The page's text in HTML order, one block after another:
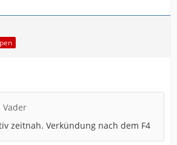
Vader
zeitnah. Verkündung nach dem F4